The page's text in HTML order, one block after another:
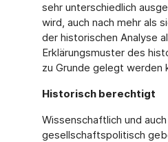
sehr unterschiedlich
wird, auch nach mehr als
der historischen Analyse
Erklärungsmuster des
zu Grunde gelegt werden
Historisch berechtigt
Wissenschaftlich und auch
gesellschaftspolitisch